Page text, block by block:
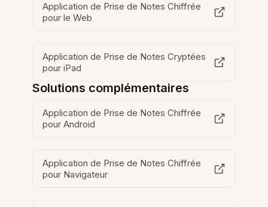
Application de Prise de Notes Chiffrée
pour le Web
Application de Prise de Notes Cryptées
pour iPad
Solutions complémentaires
Application de Prise de Notes Chiffrée
pour Android
Application de Prise de Notes Chiffrée
pour Navigateur